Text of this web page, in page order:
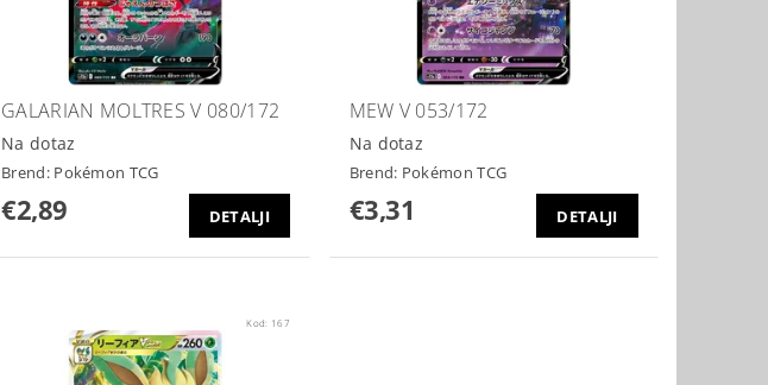
GALARIAN MOLTRES V 080/172
Na dotaz
Brend: Pokémon TCG
€2,89 DETALJI
MEW V 053/172
Na dotaz
Brend: Pokémon TCG
€3,31 DETALJI
Kod: 167